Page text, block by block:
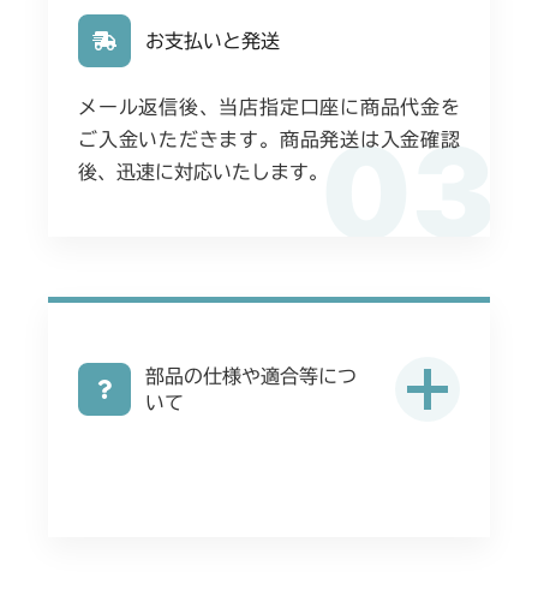
03
お支払いと発送
メール返信後、当店指定口座に商品代金を
ご入金いただきます。商品発送は入金確認
後、迅速に対応いたします。
部品の仕様や適合等につ
いて